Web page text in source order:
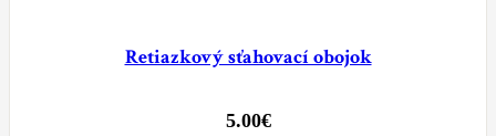
Retiazkový sťahovací obojok
5.00€